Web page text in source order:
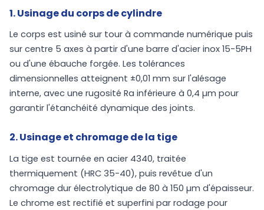
1. Usinage du corps de cylindre
Le corps est usiné sur tour à commande numérique puis
sur centre 5 axes à partir d'une barre d'acier inox 15-5PH
ou d'une ébauche forgée. Les tolérances
dimensionnelles atteignent ±0,01 mm sur l'alésage
interne, avec une rugosité Ra inférieure à 0,4 µm pour
garantir l'étanchéité dynamique des joints.
2. Usinage et chromage de la tige
La tige est tournée en acier 4340, traitée
thermiquement (HRC 35-40), puis revêtue d'un
chromage dur électrolytique de 80 à 150 µm d'épaisseur.
Le chrome est rectifié et superfini par rodage pour